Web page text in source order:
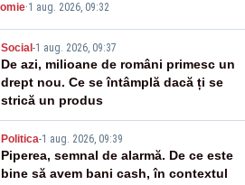
în pericol Centrala Cernavodă era
de pe vremea lui Ceaușescu
·1 aug. 2026, 09:32
Social -1 aug. 2026, 09:37
De azi, milioane de români primesc un
drept nou. Ce se întâmplă dacă ți se
strică un produs
Politica-1 aug. 2026, 09:39
Piperea, semnal de alarmă. De ce este
bine să avem bani cash, în contextul